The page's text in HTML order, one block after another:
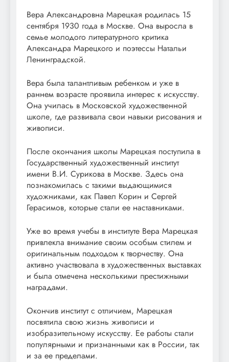
Вера Александровна Марецкая родилась 15
сентября 1930 года в Москве. Она выросла в
семье молодого литературного критика
Александра Марецкого и поэтессы Натальи
Ленинградской.
Вера была талантливым ребенком и уже в
раннем возрасте проявила интерес к искусству.
Она училась в Московской художественной
школе, где развивала свои навыки рисования и
живописи.
После окончания школы Марецкая поступила в
Государственный художественный институт
имени В.И. Сурикова в Москве. Здесь она
познакомилась с такими выдающимися
художниками, как Павел Корин и Сергей
Герасимов, которые стали ее наставниками.
Уже во время учебы в институте Вера Марецкая
привлекла внимание своим особым стилем и
оригинальным подходом к творчеству. Она
активно участвовала в художественных выставках
и была отмечена несколькими престижными
наградами.
Окончив институт с отличием, Марецкая
посвятила свою жизнь живописи и
изобразительному искусству. Ее работы стали
популярными и признанными как в России, так
и за ее пределами.